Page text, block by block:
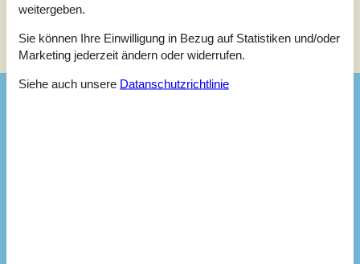
Sonnenstand über dem gewählten Objekt
weitergeben.
Sie können Ihre Einwilligung in Bezug auf Statistiken und/oder
Marketing jederzeit ändern oder widerrufen.
Siehe auch unsere Datanschutzrichtlinie